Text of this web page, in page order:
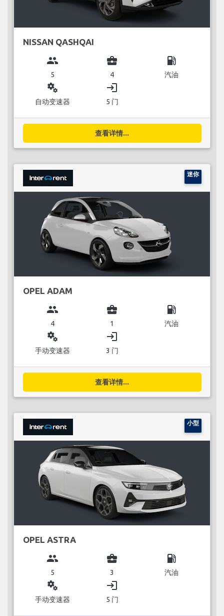
NISSAN QASHQAI
group
5
business_center
4
local_gas_station
汽油
miscellaneous_services
自动变速器
login
5 门
查看详情...
迷你
OPEL ADAM
group
4
business_center
1
local_gas_station
汽油
miscellaneous_services
手动变速器
login
3 门
查看详情...
小型
OPEL ASTRA
group
5
business_center
3
local_gas_station
汽油
miscellaneous_services
手动变速器
login
5 门